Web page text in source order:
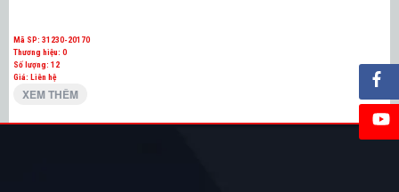
Mã SP: 31230-20170
Thương hiệu: O
Số lượng: 12
Giá: Liên hệ
XEM THÊM